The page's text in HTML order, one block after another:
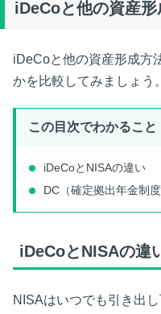
iDeCoと他の資産
iDeCoと他の資産形成方
かを比較してみましょう。
この目次でわかること
iDeCoとNISAの違い
DC（確定拠出年金制
iDeCoとNISAの違
NISAはいつでも引き出